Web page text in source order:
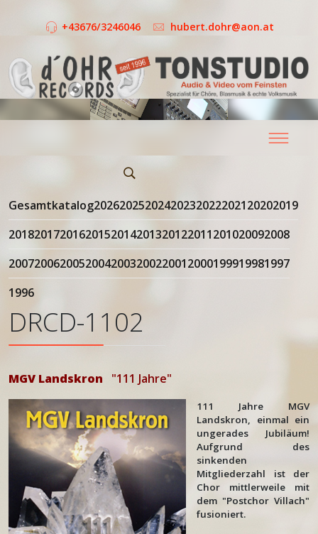
+43676/3246046 hubert.dohr@aon.at
Gesamtkatalog20262025202420232022202120202019
20182017201620152014201320122011201020092008
20072006200520042003200220012000199919981997
1996
DRCD-1102
MGV Landskron "111 Jahre"
111 Jahre MGV
Landskron, einmal ein
ungerades Jubiläum!
Aufgrund des
sinkenden
Mitgliederzahl ist der
Chor mittlerweile mit
dem "Postchor Villach"
fusioniert.